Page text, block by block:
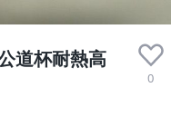
道杯耐熱高
0